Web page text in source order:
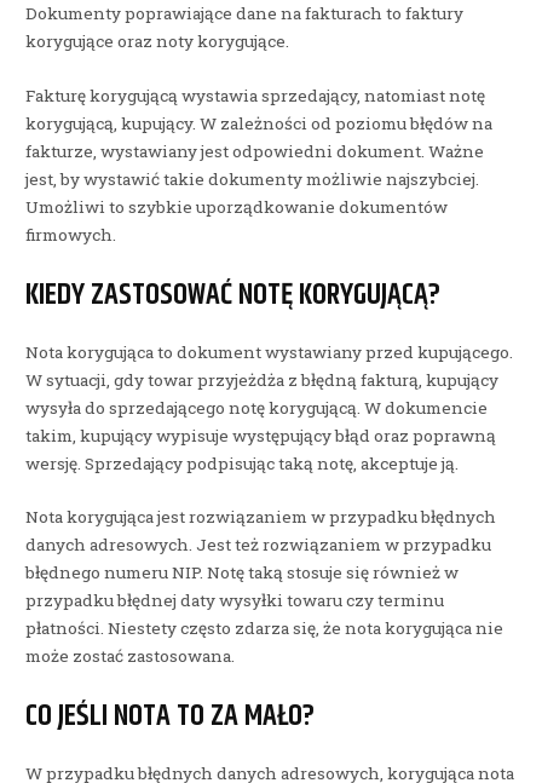
Dokumenty poprawiające dane na fakturach to faktury
korygujące oraz noty korygujące.
Fakturę korygującą wystawia sprzedający, natomiast notę
korygującą, kupujący. W zależności od poziomu błędów na
fakturze, wystawiany jest odpowiedni dokument. Ważne
jest, by wystawić takie dokumenty możliwie najszybciej.
Umożliwi to szybkie uporządkowanie dokumentów
firmowych.
KIEDY ZASTOSOWAĆ NOTĘ KORYGUJĄCĄ?
Nota korygująca to dokument wystawiany przed kupującego.
W sytuacji, gdy towar przyjeżdża z błędną fakturą, kupujący
wysyła do sprzedającego notę korygującą. W dokumencie
takim, kupujący wypisuje występujący błąd oraz poprawną
wersję. Sprzedający podpisując taką notę, akceptuje ją.
Nota korygująca jest rozwiązaniem w przypadku błędnych
danych adresowych. Jest też rozwiązaniem w przypadku
błędnego numeru NIP. Notę taką stosuje się również w
przypadku błędnej daty wysyłki towaru czy terminu
płatności. Niestety często zdarza się, że nota korygująca nie
może zostać zastosowana.
CO JEŚLI NOTA TO ZA MAŁO?
W przypadku błędnych danych adresowych, korygująca nota